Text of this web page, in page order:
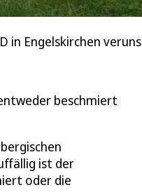
in Engelskirchen
beschmiert
ist der
oder die